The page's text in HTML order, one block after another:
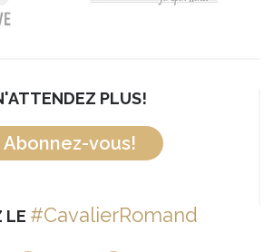
PLUS!
Abonnez-vous!
LE #CavalierRomand